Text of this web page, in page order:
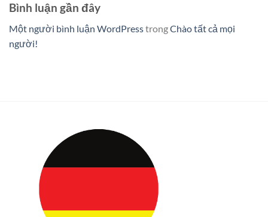
Bình luận gần đây
Một người bình luận WordPresstrongChào tất cả mọi
người!